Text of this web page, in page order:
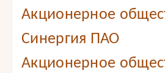
Акционерное
Синергия ПАО
Акционерное